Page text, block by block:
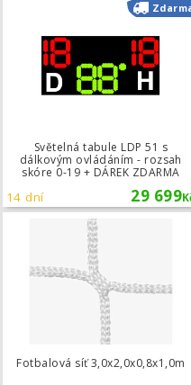
Světelná tabule LDP 51 s
dálkovým ovládáním - rozsah
skóre 0-19 + DÁREK ZDARMA
29 699
14 dní
Fotbalová síť 3,0x2,0x0,8x1,0m